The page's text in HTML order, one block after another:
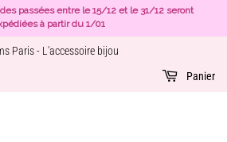
passées entre le 15/12 et le 31/12 seront
à partir du 1/01
Paris - L'accessoire bijou
Panier